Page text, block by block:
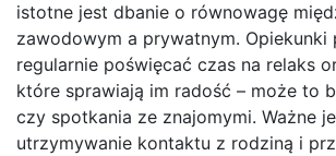
istotne jest dbanie o równowagę
zawodowym a prywatnym. Opiekunki
regularnie poświęcać czas na relaks
które sprawiają im radość – może to
czy spotkania ze znajomymi. Ważne
utrzymywanie kontaktu z rodziną i